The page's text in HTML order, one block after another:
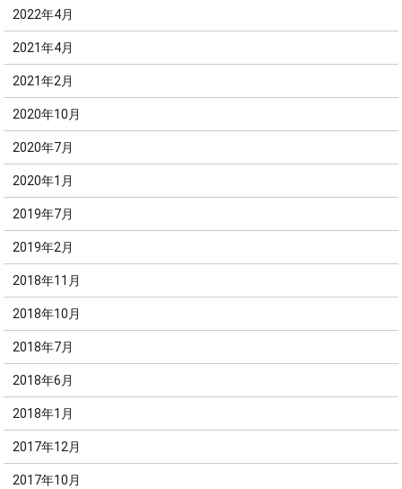
2022年4月
2021年4月
2021年2月
2020年10月
2020年7月
2020年1月
2019年7月
2019年2月
2018年11月
2018年10月
2018年7月
2018年6月
2018年1月
2017年12月
2017年10月